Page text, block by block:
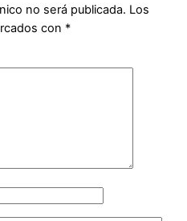
no será publicada. Los
con *